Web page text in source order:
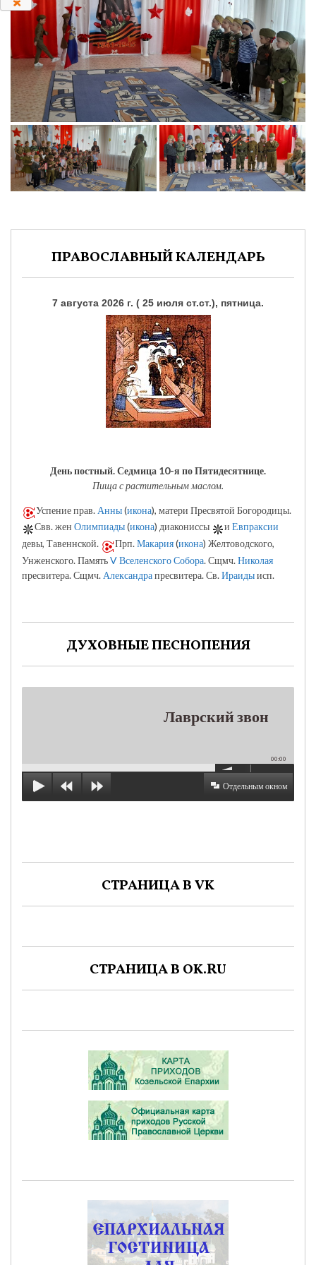
ПРАВОСЛАВНЫЙ КАЛЕНДАРЬ
7 августа 2026 г. ( 25 июля ст.ст.), пятница.
День постный.Седмица 10-я по Пятидесятнице.
Пища с растительным маслом.
Успение прав. Анны(икона), матери Пресвятой Богородицы.
Свв. жен Олимпиады(икона) диакониссы и Евпраксии
девы, Тавеннской.
Прп.Макария(икона) Желтоводского,
Унженского. ПамятьV Вселенского Собора. Сщмч.Николая
пресвитера. Сщмч. Александрапресвитера. Св.Ираидыисп.
ДУХОВНЫЕ ПЕСНОПЕНИЯ
Лаврский звон
00:00
Отдельным окном
СТРАНИЦА В VK
СТРАНИЦА В OK.RU